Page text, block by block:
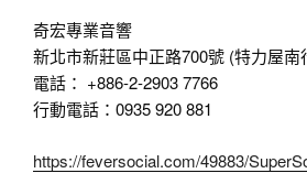
奇宏專業音響
新北市新莊區中正路700號 (特力屋南
電話： +886-2-2903 7766
行動電話：0935 920 881
https://feversocial.com/49883/